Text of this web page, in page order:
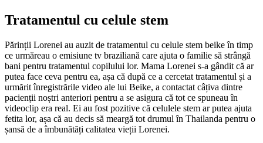
Tratamentul cu celule stem
Părinții Lorenei au auzit de tratamentul cu celule stem beike în timp
ce urmăreau o emisiune tv braziliană care ajuta o familie să strângă
bani pentru tratamentul copilului lor. Mama Lorenei s-a gândit că ar
putea face ceva pentru ea, așa că după ce a cercetat tratamentul și a
urmărit înregistrările video ale lui Beike, a contactat câțiva dintre
pacienții noștri anteriori pentru a se asigura că tot ce spuneau în
videoclip era real. Ei au fost pozitive că celulele stem ar putea ajuta
fetita lor, așa că au decis să meargă tot drumul în Thailanda pentru o
șansă de a îmbunătăți calitatea vieții Lorenei.